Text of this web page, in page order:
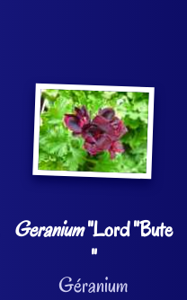
Geranium"Lord "Bute
"
Géranium